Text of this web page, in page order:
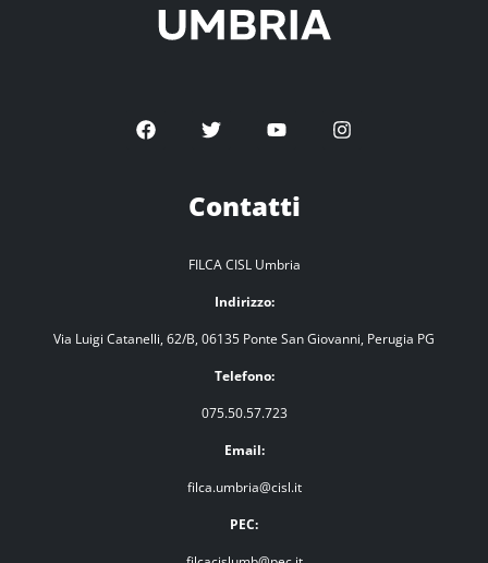
Contatti
FILCA CISL Umbria
Indirizzo:
Via Luigi Catanelli, 62/B, 06135 Ponte San Giovanni, Perugia PG
Telefono:
075.50.57.723
Email:
filca.umbria@cisl.it
PEC: